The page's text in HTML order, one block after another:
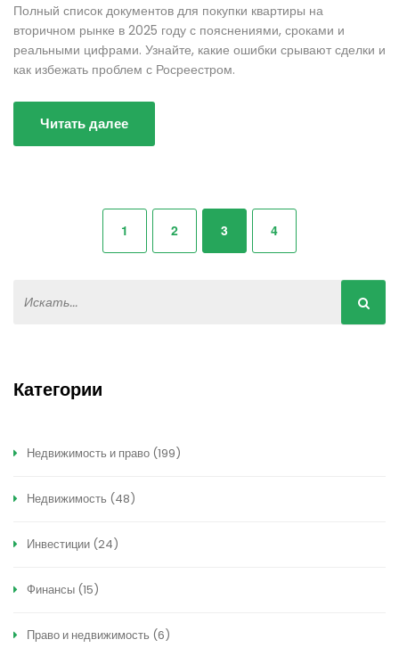
Полный список документов для покупки квартиры на
вторичном рынке в 2025 году с пояснениями, сроками и
реальными цифрами. Узнайте, какие ошибки срывают сделки и
как избежать проблем с Росреестром.
Читать далее
1 2 3 4
Категории
Недвижимость и право (199)
Недвижимость (48)
Инвестиции (24)
Финансы (15)
Право и недвижимость (6)